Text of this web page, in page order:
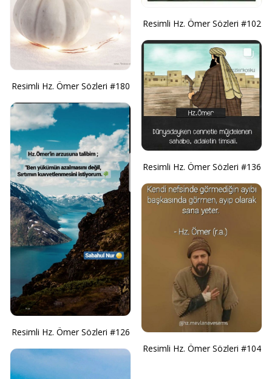
Resimli Hz. Ömer Sözleri #180
Resimli Hz. Ömer Sözleri #126
Resimli Hz. Ömer Sözleri #102
Resimli Hz. Ömer Sözleri #136
Resimli Hz. Ömer Sözleri #104